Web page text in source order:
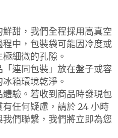
甜，我們全程採用高真空
中，包裝袋可能因冷度或
細微的孔隙。
連同包裝」放在盤子或容
箱環境乾淨。
驗。若收到商品時發現包
任何疑慮，請於 24 小時
們聯繫，我們將立即為您